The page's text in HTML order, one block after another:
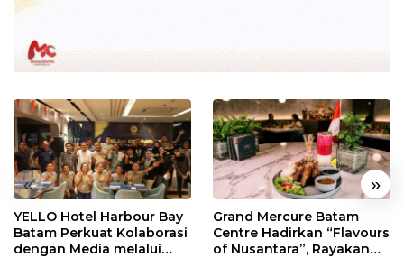
« »
YELLO Hotel Harbour Bay
Batam Perkuat Kolaborasi
dengan Media melalui
Grand Mercure Batam
Centre Hadirkan “Flavours
of Nusantara”, Rayakan